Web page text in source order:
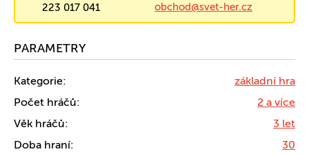
223 017 041 obchod@svet-her.cz
PARAMETRY
Kategorie:
základní hra
Počet hráčů:
2 a více
Věk hráčů:
3 let
Doba hraní:
30